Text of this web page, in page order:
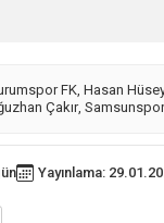
FK Hasan
Çakır, Samsunspor
Yayınlama: